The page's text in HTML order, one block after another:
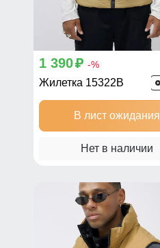
1 390p -%
Жилетка 15322B
В лист ожидания
Нет в наличии